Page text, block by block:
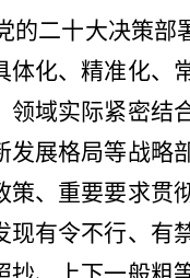
的二十大决策部
化、精准化、
域实际紧密结
展格局等战略
、重要要求贯
有令不行、有